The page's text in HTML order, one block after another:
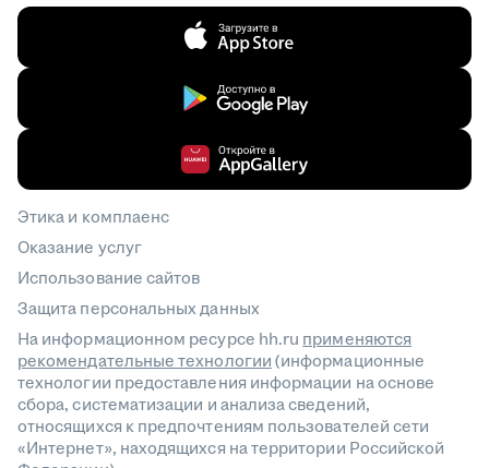
Этика и комплаенс
Оказание услуг
Использование сайтов
Защита персональных данных
На информационном ресурсе hh.ru применяются
рекомендательные технологии(информационные
технологии предоставления информации на основе
сбора, систематизации и анализа сведений,
относящихся к предпочтениям пользователей сети
«Интернет», находящихся на территории Российской